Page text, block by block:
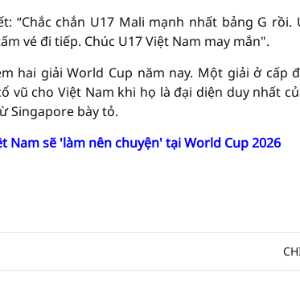
“Chắc chắn U17 Mali mạnh nhất bảng G rồi.
vé đi tiếp. Chúc U17 Việt Nam may mắn".
hai giải World Cup năm nay. Một giải ở cấp
vũ cho Việt Nam khi họ là đại diện duy nhất
Singapore bày tỏ.
Nam sẽ 'làm nên chuyện' tại World Cup 2026